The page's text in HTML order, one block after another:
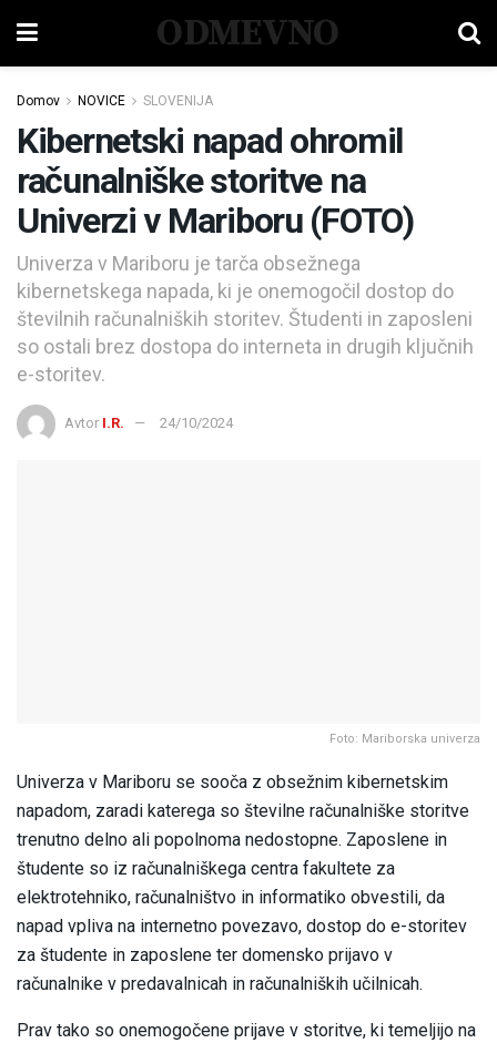
ODMEVNO
Domov NOVICE SLOVENIJA
Kibernetski napad ohromil
računalniške storitve na
Univerzi v Mariboru (FOTO)
Univerza v Mariboru je tarča obsežnega
kibernetskega napada, ki je onemogočil dostop do
številnih računalniških storitev. Študenti in zaposleni
so ostali brez dostopa do interneta in drugih ključnih
e-storitev.
Avtor I.R. 24/10/2024
Foto: Mariborska univerza
Univerza v Mariboru se sooča z obsežnim kibernetskim
napadom, zaradi katerega so številne računalniške storitve
trenutno delno ali popolnoma nedostopne. Zaposlene in
študente so iz računalniškega centra fakultete za
elektrotehniko, računalništvo in informatiko obvestili, da
napad vpliva na internetno povezavo, dostop do e-storitev
za študente in zaposlene ter domensko prijavo v
računalnike v predavalnicah in računalniških učilnicah.
Prav tako so onemogočene prijave v storitve, ki temeljijo na